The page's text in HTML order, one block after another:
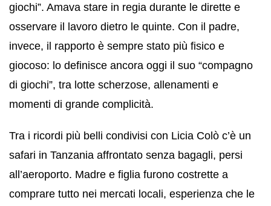
giochi”. Amava stare in regia durante le dirette e
osservare il lavoro dietro le quinte. Con il padre,
invece, il rapporto è sempre stato più fisico e
giocoso: lo definisce ancora oggi il suo “compagno
di giochi”, tra lotte scherzose, allenamenti e
momenti di grande complicità.
Tra i ricordi più belli condivisi con Licia Colò c’è un
safari in Tanzania affrontato senza bagagli, persi
all’aeroporto. Madre e figlia furono costrette a
comprare tutto nei mercati locali, esperienza che le